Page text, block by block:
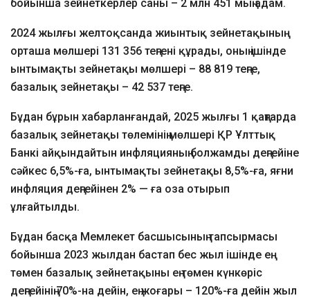
бойынша зейнеткерлер саны – 2 млн 451 мың адам.
2024 жылғы желтоқсанда жиынтық зейнетақының
орташа мөлшері 131 356 теңгені құрады, оның ішінде
ынтымақты зейнетақы мөлшері – 88 819 теңге,
базалық зейнетақы – 42 537 теңге.
Бұдан бұрын хабарланғандай, 2025 жылғы 1 қаңтарда
базалық зейнетақы төлемінің мөлшері ҚР Ұлттық
Банкі айқындайтын инфляцияның болжамды деңгейіне
сәйкес 6,5%-ға, ынтымақты зейнетақы 8,5%-ға, яғни
инфляция деңгейінен 2% — ға оза отырып
ұлғайтылды.
Бұдан басқа Мемлекет басшысының тапсырмасы
бойынша 2023 жылдан бастап бес жыл ішінде ең
төмен базалық зейнетақыны ең төмен күнкөріс
деңгейінің 70%-на дейін, ең жоғары – 120%-ға дейін жыл